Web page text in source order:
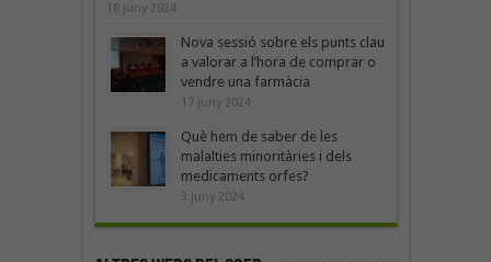
18 juny 2024
Nova sessió sobre els punts clau
a valorar a l’hora de comprar o
vendre una farmàcia
17 juny 2024
Què hem de saber de les
malalties minoritàries i dels
medicaments orfes?
3 juny 2024